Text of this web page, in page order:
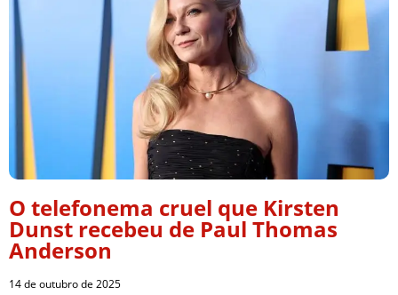
O telefonema cruel que Kirsten
Dunst recebeu de Paul Thomas
Anderson
14 de outubro de 2025